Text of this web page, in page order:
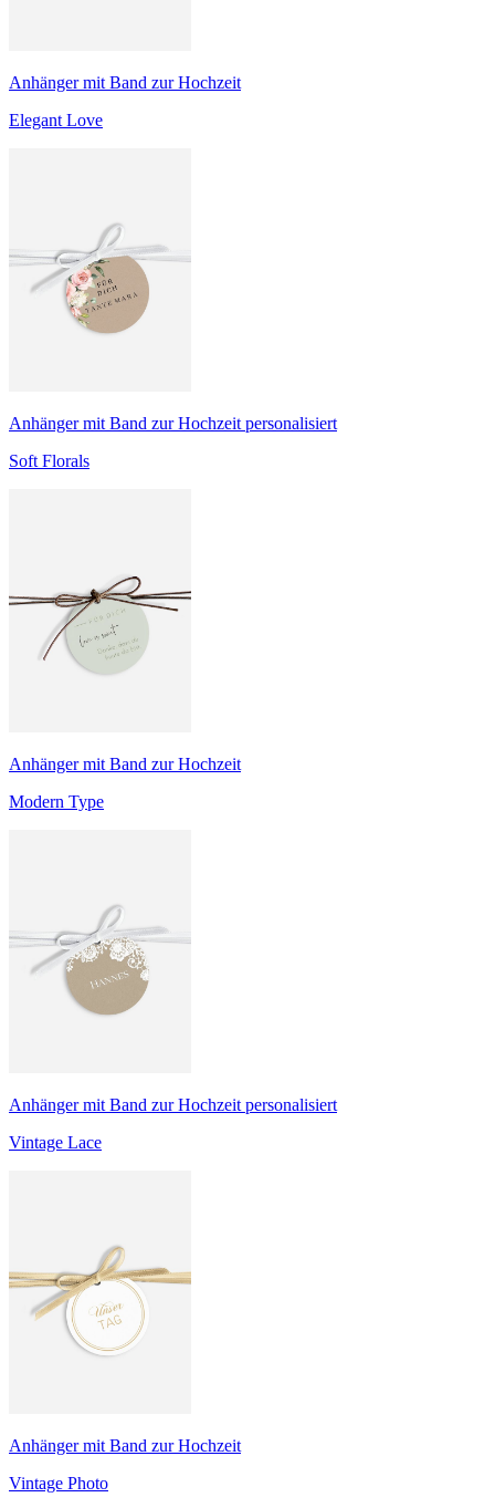
Anhänger mit Band zur Hochzeit
Elegant Love
Anhänger mit Band zur Hochzeit personalisiert
Soft Florals
Anhänger mit Band zur Hochzeit
Modern Type
Anhänger mit Band zur Hochzeit personalisiert
Vintage Lace
Anhänger mit Band zur Hochzeit
Vintage Photo